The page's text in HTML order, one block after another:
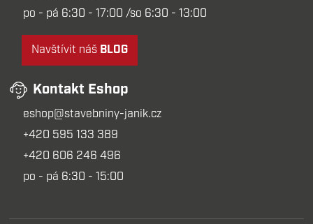
po - pá 6:30 - 17:00 /so 6:30 - 13:00
Navštívit náš BLOG
Kontakt Eshop
eshop@stavebniny-janik.cz
+420 595 133 389
+420 606 246 496
po - pá 6:30 - 15:00